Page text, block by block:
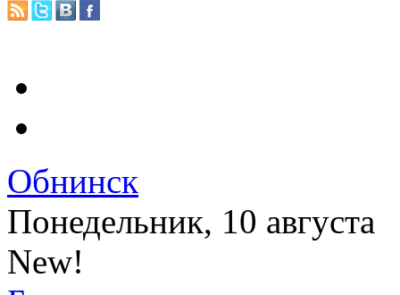
Обнинск
Понедельник, 10 августа
New!